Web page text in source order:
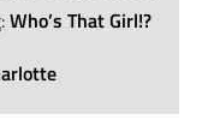
Who’s That Girl!?